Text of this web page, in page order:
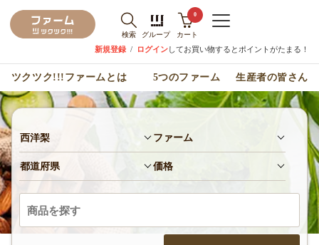
検索 グループ
0
カート
新規登録 / ログインしてお買い物するとポイントがたまる！
ツクツク!!!ファームとは 5つのファーム 生産者の皆さん
西洋梨 ファーム
都道府県 価格